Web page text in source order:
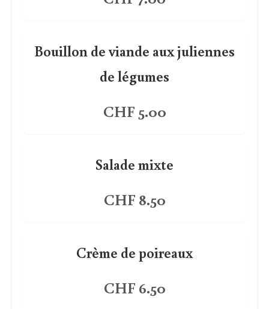
Bouillon de viande aux juliennes
de légumes
CHF 5.00
Salade mixte
CHF 8.50
Crème de poireaux
CHF 6.50